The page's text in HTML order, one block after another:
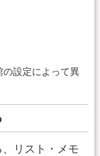
の設定によって異
リスト・メモ